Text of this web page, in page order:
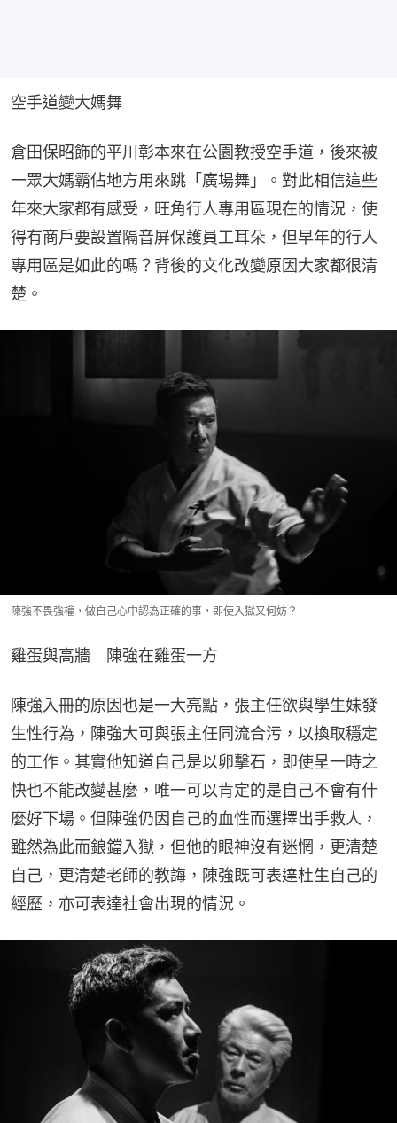
空手道變大媽舞
倉田保昭飾的平川彰本來在公園教授空手道，後來被
一眾大媽霸佔地方用來跳「廣場舞」。對此相信這些
年來大家都有感受，旺角行人專用區現在的情況，使
得有商戶要設置隔音屏保護員工耳朵，但早年的行人
專用區是如此的嗎？背後的文化改變原因大家都很清
楚。
陳強不畏強權，做自己心中認為正確的事，即使入獄又何妨？
雞蛋與高牆　陳強在雞蛋一方
陳強入冊的原因也是一大亮點，張主任欲與學生妹發
生性行為，陳強大可與張主任同流合污，以換取穩定
的工作。其實他知道自己是以卵擊石，即使呈一時之
快也不能改變甚麼，唯一可以肯定的是自己不會有什
麼好下場。但陳強仍因自己的血性而選擇出手救人，
雖然為此而鋃鐺入獄，但他的眼神沒有迷惘，更清楚
自己，更清楚老師的教誨，陳強既可表達杜生自己的
經歷，亦可表達社會出現的情況。